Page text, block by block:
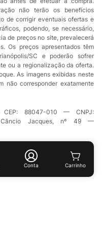
Conta
não terão os benefícios
de corrigir eventuais ofertas e
podendo, se necessário,
de preços no site, prevalecerá
Os preços apresentados têm
SC e poderão sofrer
ou a regionalização da oferta.
As imagens exibidas neste
não corresponder exatamente
88047-010 — CNPJ:
Jacques, nº 49 —